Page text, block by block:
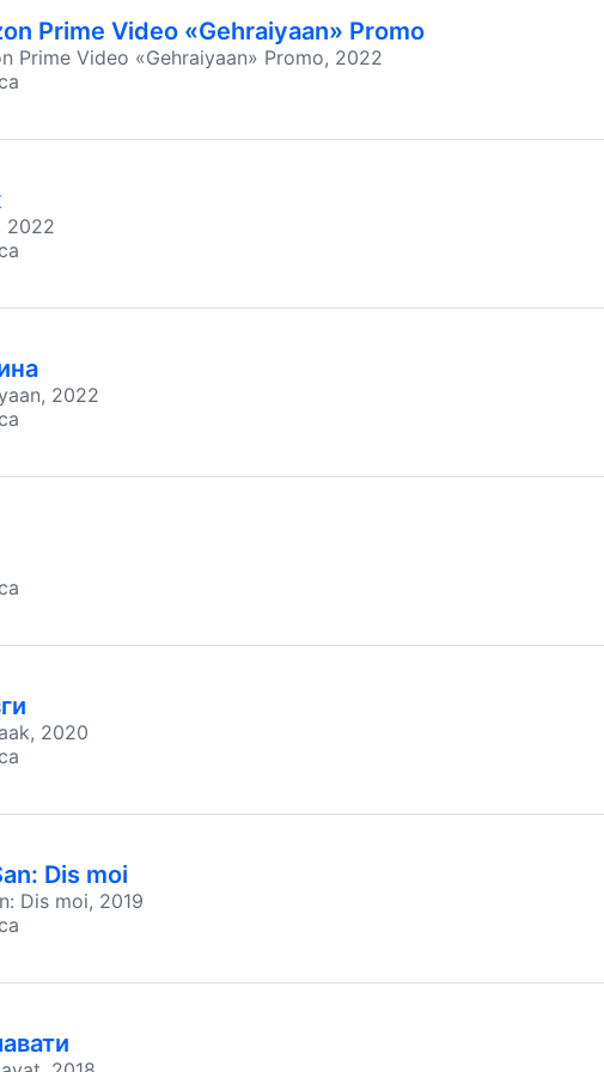
Prime Video «Gehraiyaan» Promo
Prime Video «Gehraiyaan» Promo, 2022
2022
2022
2020
Dis moi
Dis moi, 2019